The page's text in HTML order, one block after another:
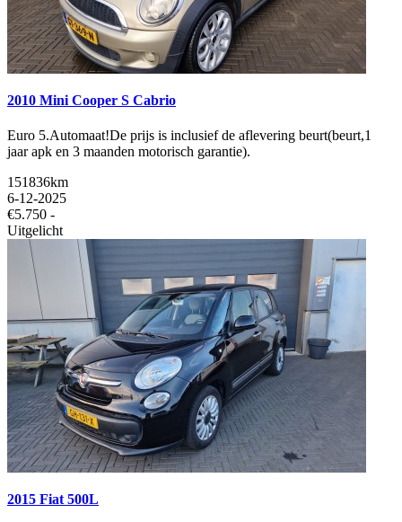
2010 Mini Cooper S Cabrio
Euro 5.Automaat!De prijs is inclusief de aflevering beurt(beurt,1
jaar apk en 3 maanden motorisch garantie).
151836km
6-12-2025
€5.750 -
Uitgelicht
2015 Fiat 500L